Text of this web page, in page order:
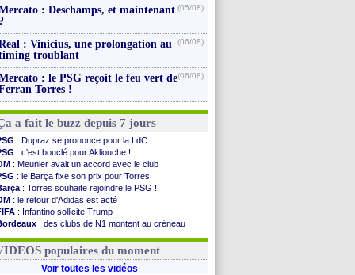
: Deschamps, et maintenant (05/08)
: Vinicius, une prolongation au
troublant
(06/08)
: le PSG reçoit le feu vert de
Torres !
(06/08)
a fait le buzz depuis 7 jours
: Dupraz se prononce pour la LdC
: c'est bouclé pour Akliouche !
: Meunier avait un accord avec le club
: le Barça fixe son prix pour Torres
: Torres souhaite rejoindre le PSG !
: le retour d'Adidas est acté
: Infantino sollicite Trump
: des clubs de N1 montent au créneau
: le démenti de Leipzig pour Diomandé
populaires du moment
Voir toutes les vidéos